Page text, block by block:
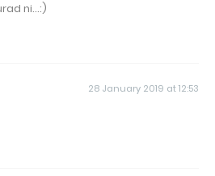
ni...:)
28 January 2019 at 12:53